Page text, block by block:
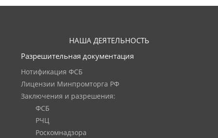
НАША ДЕЯТЕЛЬНОСТЬ
Разрешительная документация
Нотификация ФСБ
Лицензии Минпромторга РФ
Заключения и разрешения:
ФСБ
РЧЦ
Роскомнадзора